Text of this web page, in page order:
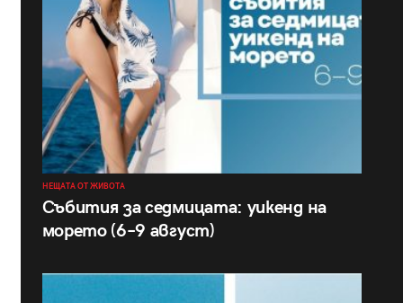
НЕЩАТА ОТ ЖИВОТА
Събития за седмицата: уикенд на
морето (6–9 август)